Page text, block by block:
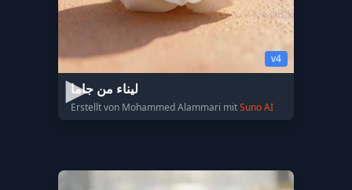
v4
ليناء من جاما
Erstellt von Mohammed Alammari mitSuno AI